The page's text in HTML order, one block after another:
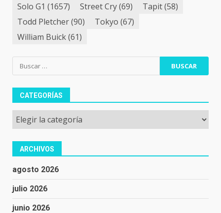
Solo G1 (1657) Street Cry(69) Tapit(58)
Todd Pletcher(90) Tokyo (67)
William Buick(61)
Buscar:
CATEGORÍAS
Categorías
ARCHIVOS
agosto 2026
julio 2026
junio 2026